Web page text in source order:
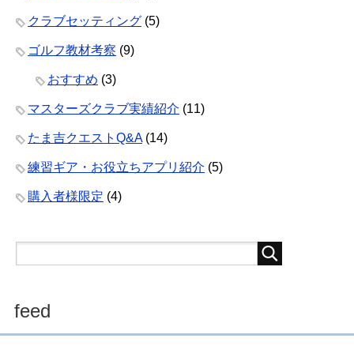
クラブセッティング (5)
ゴルフ教材考察 (9)
おすすめ (3)
マスターズクラブ実績紹介 (11)
たま吉クエストQ&A(14)
練習ギア・お役立ちアプリ紹介 (5)
購入者様限定 (4)
feed